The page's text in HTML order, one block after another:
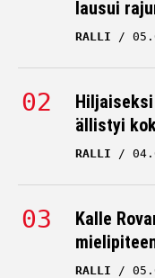
lausui
RALLI
ällistyi
RALLI
Kalle
RALLI